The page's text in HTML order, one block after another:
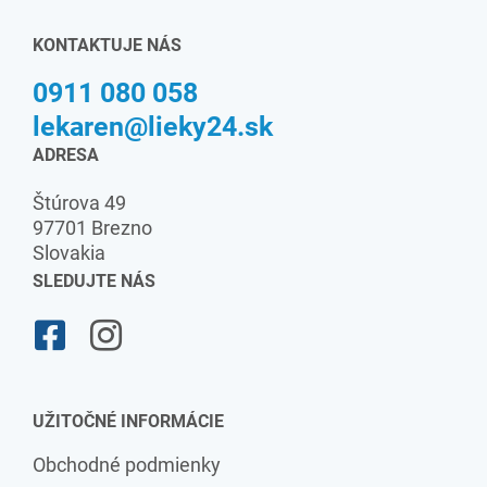
KONTAKTUJE NÁS
0911 080 058
lekaren@lieky24.sk
ADRESA
Štúrova 49
97701 Brezno
Slovakia
SLEDUJTE NÁS
UŽITOČNÉ INFORMÁCIE
Obchodné podmienky